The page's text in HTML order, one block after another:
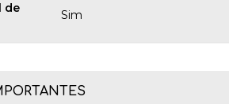
de
Sim